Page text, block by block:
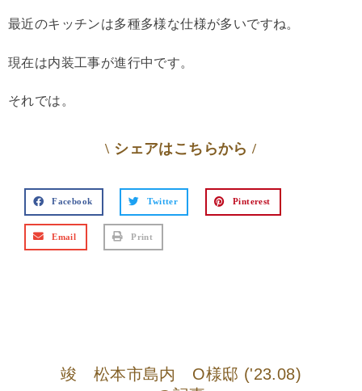
最近のキッチンは多種多様な仕様が多いですね。
現在は内装工事が進行中です。
それでは。
\ シェアはこちらから /
Facebook Twitter Pinterest
Email Print
竣 松本市島内 O様邸 ('23.08)